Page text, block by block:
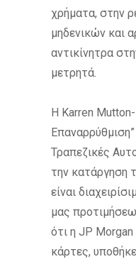
χρήματα, στην
μηδενικών και
αντικίνητρα
μετρητά.
Η Karren Mutton-
Τραπεζικές
την κατάργηση
είναι
μας
ότι η JP
κάρτες,